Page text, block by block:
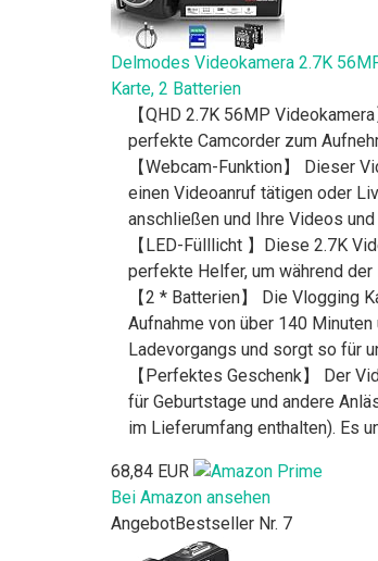
Delmodes Videokamera 2.7K
Karte, 2 Batterien
【QHD 2.7K 56MP
perfekte Camcorder zum
【Webcam-Funktion】 Dieser
einen Videoanruf tätigen oder
anschließen und Ihre Videos
【LED-Fülllicht 】Diese 2.7K
perfekte Helfer, um während
【2 * Batterien】 Die Vlogging
Aufnahme von über 140
Ladevorgangs und sorgt so für
【Perfektes Geschenk】 Der
für Geburtstage und andere
im Lieferumfang enthalten). Es
68,84 EUR
Bei Amazon ansehen
AngebotBestseller Nr. 7